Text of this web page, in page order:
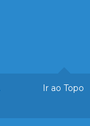
Ir ao Topo